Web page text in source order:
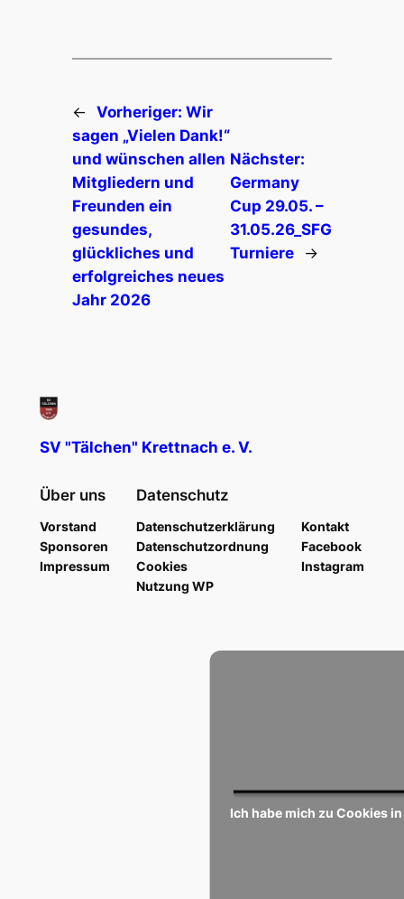
Ich habe mich zu Cookies
← Vorheriger: Wir
sagen „Vielen Dank!“
und wünschen allen
Mitgliedern und
Freunden ein
gesundes,
glückliches und
erfolgreiches neues
Jahr 2026
Nächster:
Germany
Cup 29.05. –
31.05.26_SFG
Turniere
→
SV "Tälchen" Krettnach e. V.
Über uns
Vorstand
Sponsoren
Impressum
Datenschutz
Datenschutzerklärung
Datenschutzordnung
Cookies
Nutzung WP
Kontakt
Facebook
Instagram